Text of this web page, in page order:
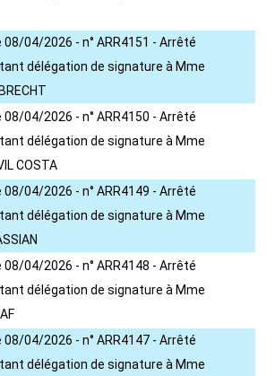
08/04/2026 - n° ARR4151 - Arrêté
délégation de signature à Mme
08/04/2026 - n° ARR4150 - Arrêté
délégation de signature à Mme
COSTA
08/04/2026 - n° ARR4149 - Arrêté
délégation de signature à Mme
08/04/2026 - n° ARR4148 - Arrêté
délégation de signature à Mme
08/04/2026 - n° ARR4147 - Arrêté
délégation de signature à Mme